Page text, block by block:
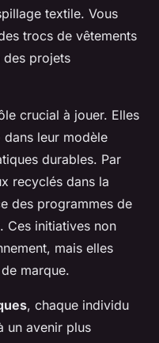
textile. Vous
trocs de vêtements
projets
crucial à jouer. Elles
dans leur modèle
durables. Par
recyclés dans la
des programmes de
Ces initiatives non
mais elles
marque.
, chaque individu
un avenir plus